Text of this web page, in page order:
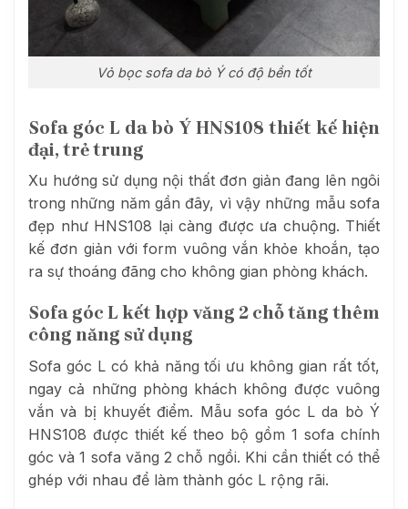
Vỏ bọc sofa da bò Ý có độ bền tốt
Sofa góc L da bò Ý HNS108 thiết kế hiện
đại, trẻ trung
Xu hướng sử dụng nội thất đơn giản đang lên ngôi
trong những năm gần đây, vì vậy những mẫu sofa
đẹp như HNS108 lại càng được ưa chuộng. Thiết
kế đơn giản với form vuông vắn khỏe khoắn, tạo
ra sự thoáng đãng cho không gian phòng khách.
Sofa góc L kết hợp văng 2 chỗ tăng thêm
công năng sử dụng
Sofa góc L có khả năng tối ưu không gian rất tốt,
ngay cả những phòng khách không được vuông
vắn và bị khuyết điểm. Mẫu sofa góc L da bò Ý
HNS108 được thiết kế theo bộ gồm 1 sofa chính
góc và 1 sofa văng 2 chỗ ngồi. Khi cần thiết có thể
ghép với nhau để làm thành góc L rộng rãi.